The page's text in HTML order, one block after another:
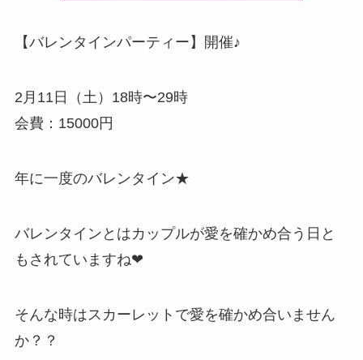
【バレンタインパーティー】開催♪
2月11日（土）18時〜29時
会費：15000円
年に一度のバレンタイン★
バレンタインとはカップルが愛を確かめ合う日と
もされていますね❤︎
そんな時はスカーレットで愛を確かめ合いません
か？？